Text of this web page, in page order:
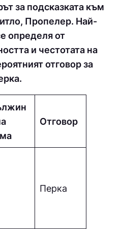
за подсказката към
Пропелер. Най-
определя от
и честотата на
отговор за
Отговор
Пepкa